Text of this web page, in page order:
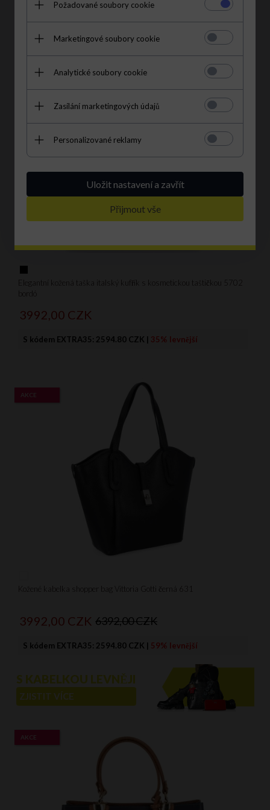
3992, 00CZK 6392,00 CZK
S kódem EXTRA35: 2594.80 CZK | 59% levnější
Elegantní kožená taška italský kufřík s kosmetickou taštičkou 5702
bordó
3992,00 CZK
S kódem EXTRA35: 2594.80 CZK | 35% levnější
Kožené kabelka shopper bag Vittoria Gotti černá 631
AKCE
3992,00 CZK 6392,00 CZK
S kódem EXTRA35: 2594.80 CZK | 59% levnější
S KABELKOU LEVNĚJI
ZJISTIT VÍCE
AKCE
Požadované soubory cookie
Marketingové soubory cookie
Analytické soubory cookie
Zasílání marketingových údajů
Personalizované reklamy
Uložit nastavení a zavřít
Přijmout vše